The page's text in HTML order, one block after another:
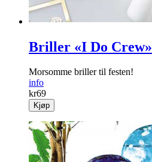
Briller «I Do Crew»
Morsomme briller til festen!
info
kr69
Kjøp